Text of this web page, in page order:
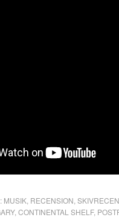
MUSIK RECENSION
, CONTINENTAL SHELF,